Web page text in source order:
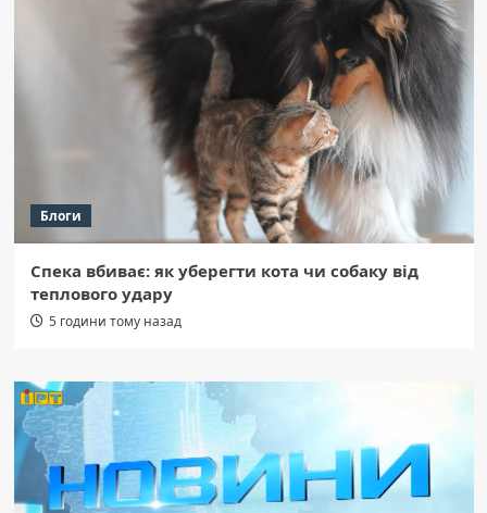
Блоги
Спека вбиває: як уберегти кота чи собаку від
теплового удару
5 години тому назад